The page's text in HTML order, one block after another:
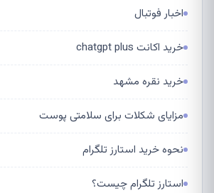
اخبار فوتبال
خرید اکانت chatgpt plus
خرید نقره مشهد
مزایای شکلات برای سلامتی پوست
نحوه خرید استارز تلگرام
استارز تلگرام چیست؟